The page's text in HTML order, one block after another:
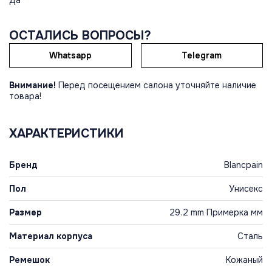
ОСТАЛИСЬ ВОПРОСЫ?
Whatsapp Telegram
Внимание! Перед посещением салона уточняйте наличие
товара!
ХАРАКТЕРИСТИКИ
Бренд Blancpain
Пол Унисекс
Размер 29.2 mm Примерка мм
Материал корпуса Сталь
Ремешок Кожаный